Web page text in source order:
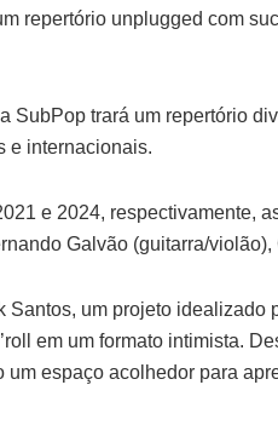
repertório unplugged com
SubPop trará um repertório
e internacionais.
e 2024, respectivamente,
Galvão (guitarra/
Santos, um projeto idealizado
em um formato intimista.
um espaço acolhedor para